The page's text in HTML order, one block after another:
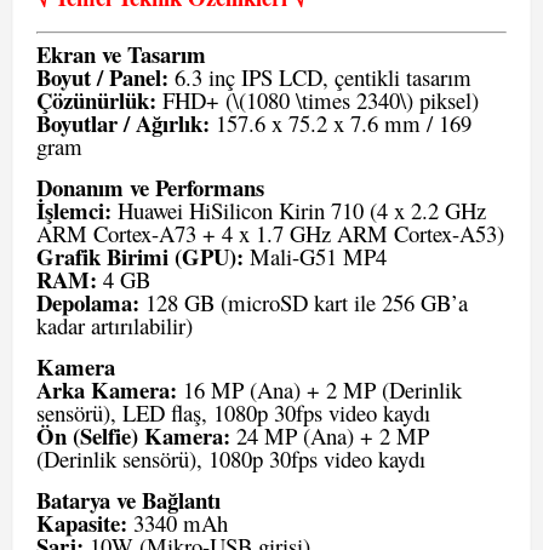
Ekran ve Tasarım
Boyut / Panel: 6.3 inç IPS LCD, çentikli tasarım
Çözünürlük: FHD+ (\(1080 \times 2340\) piksel)
Boyutlar / Ağırlık: 157.6 x 75.2 x 7.6 mm / 169
gram
Donanım ve Performans
İşlemci: Huawei HiSilicon Kirin 710 (4 x 2.2 GHz
ARM Cortex-A73 + 4 x 1.7 GHz ARM Cortex-A53)
Grafik Birimi (GPU): Mali-G51 MP4
RAM: 4 GB
Depolama: 128 GB (microSD kart ile 256 GB’a
kadar artırılabilir)
Kamera
Arka Kamera: 16 MP (Ana) + 2 MP (Derinlik
sensörü), LED flaş, 1080p 30fps video kaydı
Ön (Selfie) Kamera: 24 MP (Ana) + 2 MP
(Derinlik sensörü), 1080p 30fps video kaydı
Batarya ve Bağlantı
Kapasite: 3340 mAh